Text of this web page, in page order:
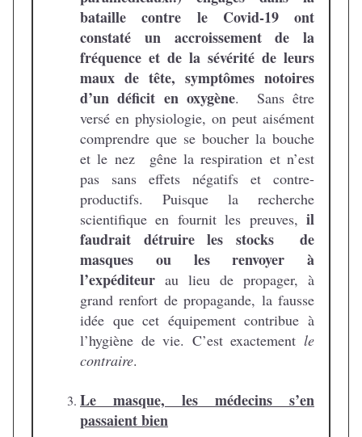
bataille contre le Covid-19 ont
constaté un accroissement de la
fréquence et de la sévérité de leurs
maux de tête, symptômes notoires
d’un déficit en oxygène. Sans être
versé en physiologie, on peut aisément
comprendre que se boucher la bouche
et le nez gêne la respiration et n’est
pas sans effets négatifs et contre-
productifs. Puisque la recherche
scientifique en fournit les preuves, il
faudrait détruire les stocks de
masques ou les renvoyer à
l’expéditeur au lieu de propager, à
grand renfort de propagande, la fausse
idée que cet équipement contribue à
l’hygiène de vie. C’est exactement le
contraire.
Le masque, les médecins s’en
passaient bien